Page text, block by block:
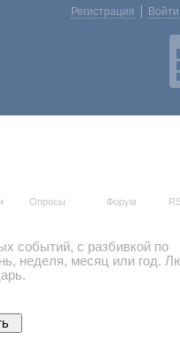
Опросы Форум
Регистрация
событий, с разбивкой по
неделя, месяц или год.